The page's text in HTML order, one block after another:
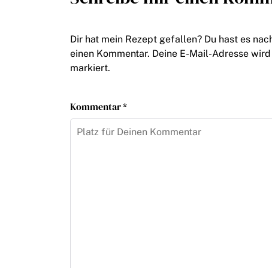
Dir hat mein Rezept gefallen? Du hast es
einen Kommentar. Deine E-Mail-Adresse
markiert.
Kommentar *